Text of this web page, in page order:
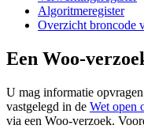
Algoritmeregister
Overzicht broncode
Een Woo-
U mag informatie
vastgelegd in de Wet open
via een Woo-verzoek.